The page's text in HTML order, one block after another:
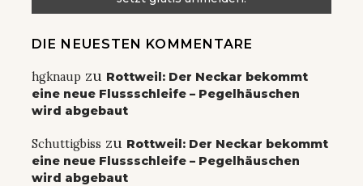
DIE NEUESTEN KOMMENTARE
hgknaup zu Rottweil: Der Neckar bekommt
eine neue Flussschleife – Pegelhäuschen
wird abgebaut
Schuttigbiss zu Rottweil: Der Neckar bekommt
eine neue Flussschleife – Pegelhäuschen
wird abgebaut